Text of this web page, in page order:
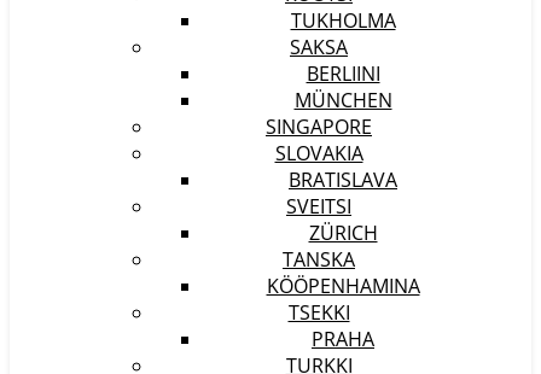
TUKHOLMA
SAKSA
BERLIINI
MÜNCHEN
SINGAPORE
SLOVAKIA
BRATISLAVA
SVEITSI
ZÜRICH
TANSKA
KÖÖPENHAMINA
TSEKKI
PRAHA
TURKKI